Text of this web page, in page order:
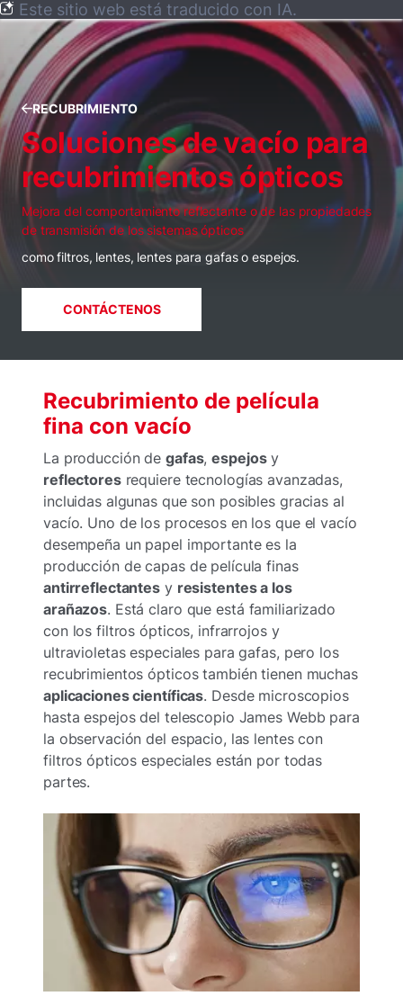
Este sitio web está traducido con IA.
RECUBRIMIENTO
Soluciones de vacío para
recubrimientos ópticos
Mejora del comportamiento reflectante o de las propiedades
de transmisión de los sistemas ópticos
como filtros, lentes, lentes para gafas o espejos.
CONTÁCTENOS
Recubrimiento de película
fina con vacío
La producción degafas,espejosy
reflectoresrequiere tecnologías avanzadas,
incluidas algunas que son posibles gracias al
vacío. Uno de los procesos en los que el vacío
desempeña un papel importante es la
producción de capas de película finas
antirreflectantes y resistentes a los
arañazos. Está claro que está familiarizado
con los filtros ópticos, infrarrojos y
ultravioletas especiales para gafas, pero los
recubrimientos ópticos también tienen muchas
aplicaciones científicas. Desde microscopios
hasta espejos del telescopio James Webb para
la observación del espacio, las lentes con
filtros ópticos especiales están por todas
partes.